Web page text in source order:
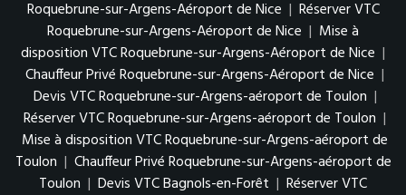
Roquebrune-sur-Argens-Aéroport de Nice | Réserver VTC
Roquebrune-sur-Argens-Aéroport de Nice | Mise à
disposition VTC Roquebrune-sur-Argens-Aéroport de Nice |
Chauffeur Privé Roquebrune-sur-Argens-Aéroport de Nice |
Devis VTC Roquebrune-sur-Argens-aéroport de Toulon |
Réserver VTC Roquebrune-sur-Argens-aéroport de Toulon |
Mise à disposition VTC Roquebrune-sur-Argens-aéroport de
Toulon | Chauffeur Privé Roquebrune-sur-Argens-aéroport de
Toulon | Devis VTC Bagnols-en-Forêt | Réserver VTC